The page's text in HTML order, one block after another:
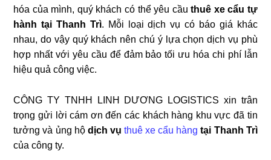
hóa của mình, quý khách có thể yêu cầuthuê xe cẩu tự
hành tại Thanh Trì. Mỗi loại dịch vụ có báo giá khác
nhau, do vậy quý khách nên chú ý lựa chọn dịch vụ phù
hợp nhất với yêu cầu để đảm bảo tối ưu hóa chi phí lẫn
hiệu quả công việc.
CÔNG TY TNHH LINH DƯƠNG LOGISTICS xin trân
trọng gửi lời cám ơn đến các khách hàng khu vực đã tin
tưởng và ủng hộ dịch vụ thuê xe cẩu hàng tại Thanh Trì
của công ty.